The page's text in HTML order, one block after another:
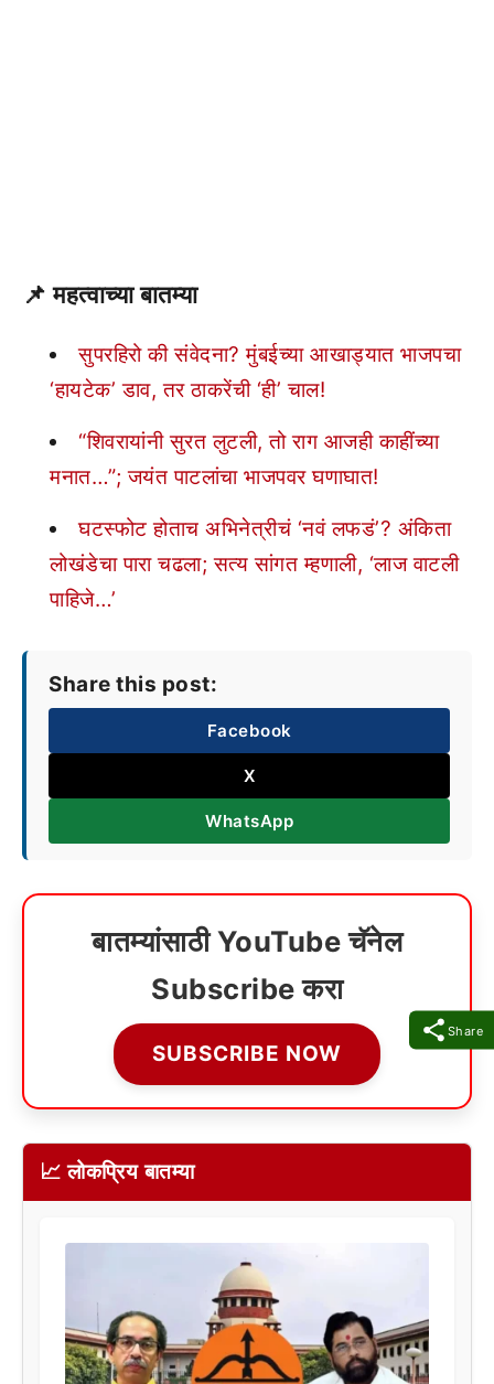
Share
📌 महत्वाच्या बातम्या
सुपरहिरो की संवेदना? मुंबईच्या आखाड्यात भाजपचा
‘हायटेक’ डाव, तर ठाकरेंची ‘ही’ चाल!
“शिवरायांनी सुरत लुटली, तो राग आजही काहींच्या
मनात…”; जयंत पाटलांचा भाजपवर घणाघात!
घटस्फोट होताच अभिनेत्रीचं ‘नवं लफडं’? अंकिता
लोखंडेचा पारा चढला; सत्य सांगत म्हणाली, ‘लाज वाटली
पाहिजे…’
Share this post:
Facebook
X
WhatsApp
बातम्यांसाठी YouTube चॅनेल
Subscribe करा
SUBSCRIBE NOW
📈 लोकप्रिय बातम्या